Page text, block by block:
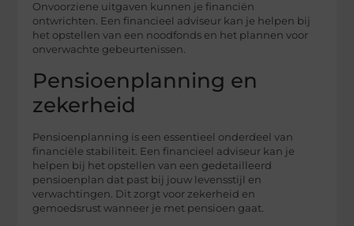
Onvoorziene uitgaven kunnen je financiën
ontwrichten. Een financieel adviseur kan je helpen bij
het opstellen van een noodfonds en het plannen voor
onverwachte gebeurtenissen.
Pensioenplanning en
zekerheid
Pensioenplanning is een essentieel onderdeel van
financiële stabiliteit. Een financieel adviseur kan je
helpen bij het opstellen van een gedetailleerd
pensioenplan dat past bij jouw levensstijl en
verwachtingen. Dit zorgt voor zekerheid en
gemoedsrust wanneer je met pensioen gaat.